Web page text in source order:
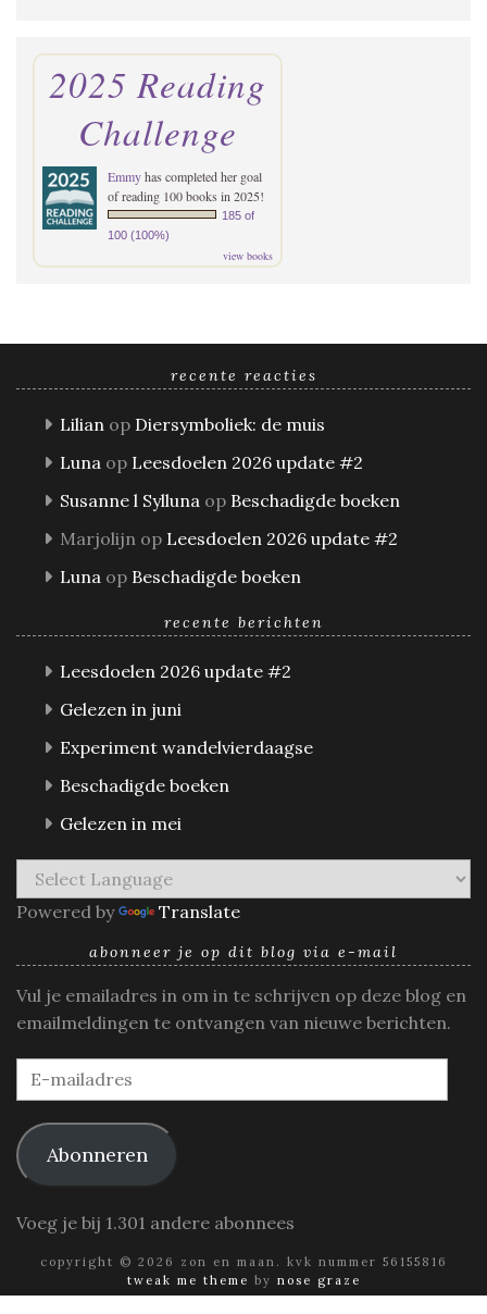
2025 Reading
Challenge
Emmyhas completed her goal
of reading 100 books in 2025!
185 of
100 (100%)
view books
recente reacties
Lilian op Diersymboliek: de muis
Luna op Leesdoelen 2026 update #2
Susanne l Sylluna op Beschadigde boeken
Marjolijn op Leesdoelen 2026 update #2
Luna op Beschadigde boeken
recente berichten
Leesdoelen 2026 update #2
Gelezen in juni
Experiment wandelvierdaagse
Beschadigde boeken
Gelezen in mei
Powered by Translate
abonneer je op dit blog via e-mail
Vul je emailadres in om in te schrijven op deze blog en
emailmeldingen te ontvangen van nieuwe berichten.
E-
mailadres
Abonneren
Voeg je bij 1.301 andere abonnees
copyright © 2026 zon en maan. kvk nummer 56155816
tweak me theme by nose graze